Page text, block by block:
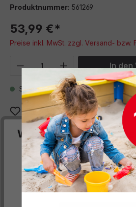
Produktnummer: 561269
53,99 €*
Preise inkl. MwSt. zzgl. Versand- bzw.
Produkt Anzahl: GibIn den
Sofort verfügbar, Lieferzeit: 5
Zum Merkzettel hinzufügen
Beschreibung
Zuordnung der Lebensmittel auf den
Ebenen der Pyramide. Kennenlernen
Lebensmitteln und…Mehr
Wir respektieren
Diese Website verwendet
bestmögliche Funktionalität
Informationen.